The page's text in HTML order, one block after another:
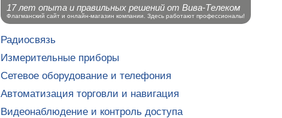
Радиосвязь
Измерительные приборы
Сетевое оборудование и телефония
Автоматизация торговли и навигация
Видеонаблюдение и контроль доступа
17 лет опыта и правильных решений от Вива-Телеком
Флагманский сайт и онлайн-магазин компании. Здесь работают профессионалы!